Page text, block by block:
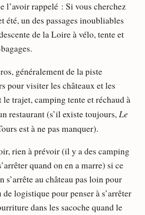
l’avoir rappelé : Si vous cherchez
été, un des passages inoubliables
de la Loire à vélo, tente et
généralement de la piste
pour visiter les châteaux et les
trajet, camping tente et réchaud à
restaurant (s’il existe toujours,Le
est à ne pas manquer).
rien à prévoir (il y a des camping
quand on en a marre) si ce
s’arrête au château pas loin pour
logistique pour penser à s’arrêter
dans les sacoche quand le